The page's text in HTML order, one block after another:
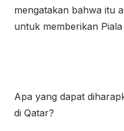
mengatakan bahwa itu
untuk memberikan
Apa yang dapat
di Qatar?